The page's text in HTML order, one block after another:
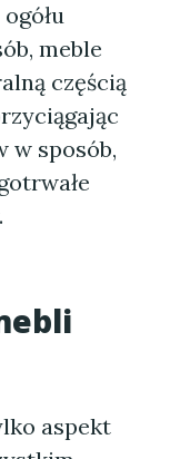
meble
częścią
w sposób,
aspekt